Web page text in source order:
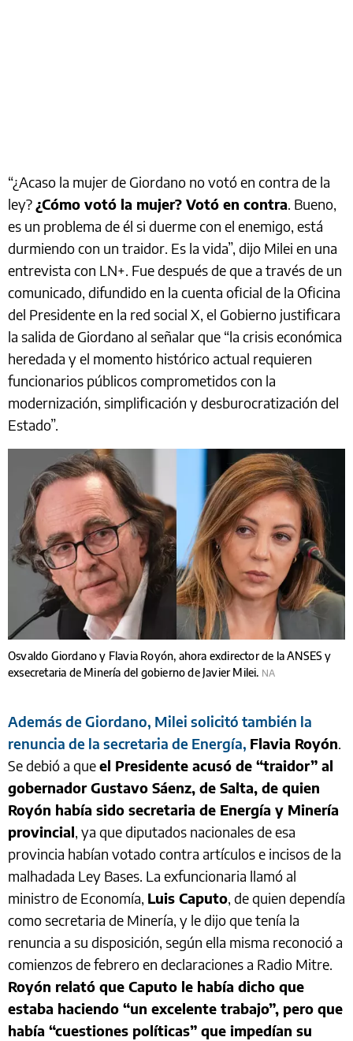
“¿Acaso la mujer de Giordano no votó en contra de la
ley?¿Cómo votó la mujer? Votó en contra. Bueno,
es un problema de él si duerme con el enemigo, está
durmiendo con un traidor. Es la vida”, dijo Milei en una
entrevista con LN+. Fue después de que a través de un
comunicado, difundido en la cuenta oficial de la Oficina
del Presidente en la red social X, el Gobierno justificara
la salida de Giordano al señalar que “la crisis económica
heredada y el momento histórico actual requieren
funcionarios públicos comprometidos con la
modernización, simplificación y desburocratización del
Estado”.
Osvaldo Giordano y Flavia Royón, ahora exdirector de la ANSES y
exsecretaria de Minería del gobierno de Javier Milei. NA
Además de Giordano, Milei solicitó también la
renuncia de la secretaria de Energía, Flavia Royón
Se debió a queel Presidente acusó de “traidor” al
gobernador Gustavo Sáenz, de Salta, de quien
Royón había sido secretaria de Energía y Minería
provincial , ya que diputados nacionales de esa
provincia habían votado contra artículos e incisos de la
malhadada Ley Bases. La exfuncionaria llamó al
ministro de Economía, Luis Caputo , de quien dependía
como secretaria de Minería, y le dijo que tenía la
renuncia a su disposición, según ella misma reconoció a
comienzos de febrero en declaraciones a Radio Mitre.
Royón relató que Caputo le había dicho que
estaba haciendo “un excelente trabajo”, pero que
había “cuestiones políticas” que impedían su